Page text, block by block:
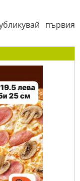
първия